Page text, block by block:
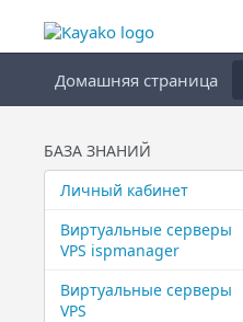
Домашняя страница
БАЗА ЗНАНИЙ
Личный кабинет
Виртуальные ​серверы
VPS ispmanager
Виртуальные ​серверы
VPS